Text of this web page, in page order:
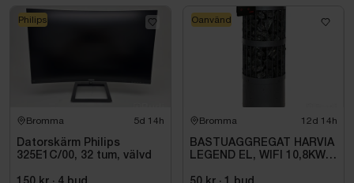
Bromma 5d 14h
Datorskärm Philips
325E1C/00, 32 tum, välvd
Philips
Bromma 12d 14h
BASTUAGGREGAT HARVIA
LEGEND EL, WIFI 10,8KW
Oanvänd